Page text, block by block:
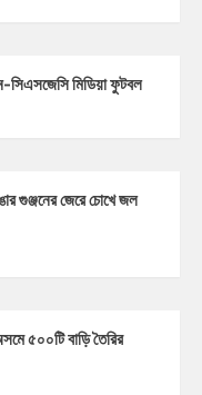
সিএসজেসি মিডিয়া ফুটবল
গুঞ্জনের জেরে চোখে জল
৫০০টি বাড়ি তৈরির